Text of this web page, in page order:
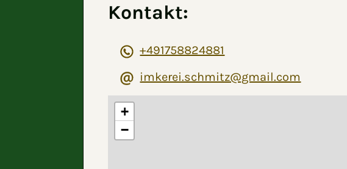
Kontakt:
+491758824881
imkerei.schmitz@gmail.com
+
−